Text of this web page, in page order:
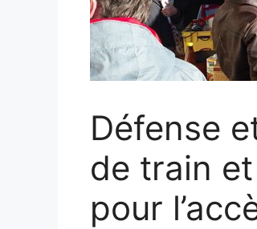
Défense
de train
pour